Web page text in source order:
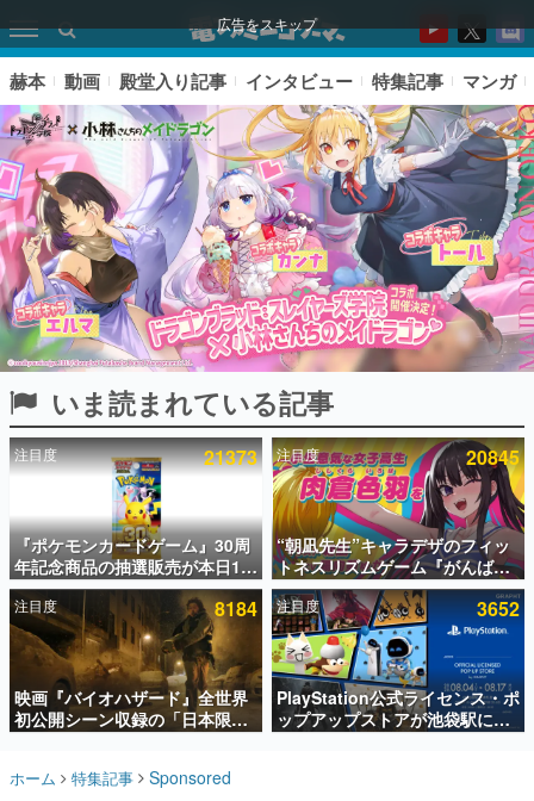
広告をスキップ
ピックアップ
電ファミのいま読まれている記事ランキング
アプリセール情報
インタビュー
連載・特集一覧
殿堂入り記事
SNS拡散数が数千以上！ ページビュー数万以上！ などな
ど。多くの人々に読まれた、電ファミ渾身の“殿堂入り”記
事をまとめました。
名作ゲームクリエイターの方々に製作時のエピソードをお
赫本 動画 殿堂入り記事 インタビュー 特集記事 マンガ
いま読まれている記事
注目度 21373
『ポケモンカードゲーム』30周
年記念商品の抽選販売が本日12
時より開始。拡張パック「30th
CELEBRATION」のボックス
に、「プレミアムデッキセット
エーフィ・ブラッキー」
「FUTURISTIC BOX」の計3商
品
注目度 20845
“朝凪先生”キャラデザのフィッ
トネスリズムゲーム『がんば
れ！チアリズム』Steamストア
ページが公開。キャラクターの
CVは陽向葵ゅかさん
注目度 8184
映画『バイオハザード』全世界
初公開シーン収録の「日本限
定」予告映像が解禁。バイオの
「ラクーンシティ総合病院」へ
注目度 3652
PlayStation公式ライセンス・ポ
ップアップストアが池袋駅にて
期間限定で開催。夏のアパレル
ホーム 特集記事 Sponsored